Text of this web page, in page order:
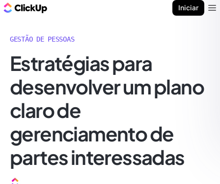
Iniciar
GESTÃO DE PESSOAS
Estratégias para
desenvolver um plano
claro de
gerenciamento de
partes interessadas